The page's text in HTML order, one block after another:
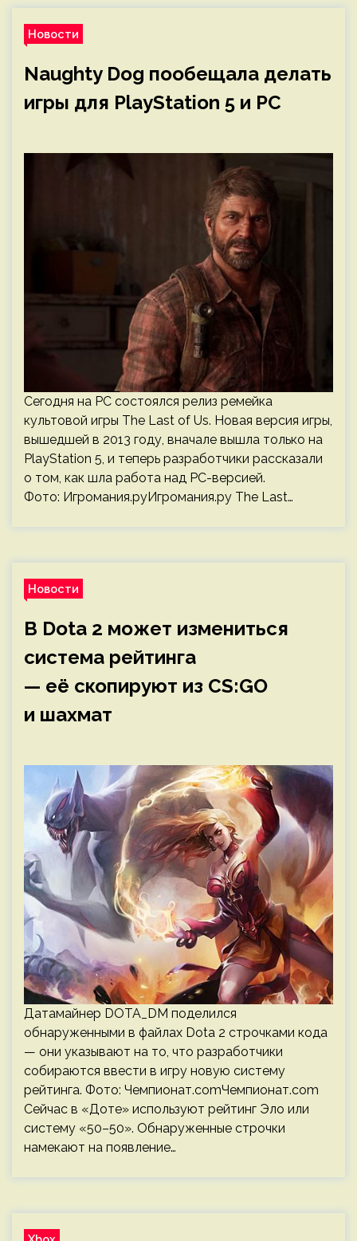
Новости
Naughty Dog пообещала делать
игры для PlayStation 5 и PC
Сегодня на РС состоялся релиз ремейка
культовой игры The Last of Us. Новая версия игры,
вышедшей в 2013 году, вначале вышла только на
PlayStation 5, и теперь разработчики рассказали
о том, как шла работа над РС-версией.
Фото: Игромания.руИгромания.ру The Last…
Новости
В Dota 2 может измениться
система рейтинга
— её скопируют из CS:GO
и шахмат
Датамайнер DOTA_DM поделился
обнаруженными в файлах Dota 2 строчками кода
— они указывают на то, что разработчики
собираются ввести в игру новую систему
рейтинга. Фото: Чемпионат.comЧемпионат.com
Сейчас в «Доте» используют рейтинг Эло или
систему «50–50». Обнаруженные строчки
намекают на появление…